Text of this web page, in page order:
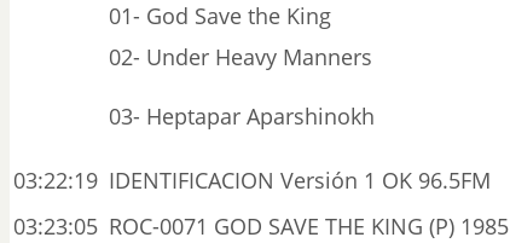
01- God Save the King
02- Under Heavy Manners
03- Heptapar Aparshinokh
03:22:19 IDENTIFICACION Versión 1 OK 96.5FM
03:23:05 ROC-0071 GOD SAVE THE KING (P) 1985